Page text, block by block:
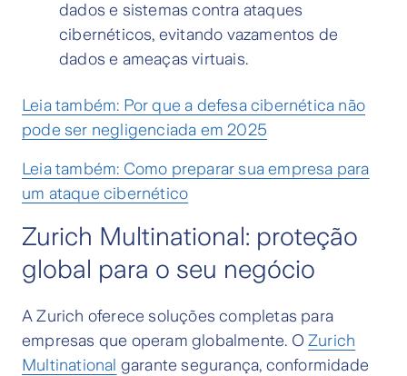
dados e sistemas contra ataques
cibernéticos, evitando vazamentos de
dados e ameaças virtuais.
Leia também: Por que a defesa cibernética não
pode ser negligenciada em 2025
Leia também: Como preparar sua empresa para
um ataque cibernético
Zurich Multinational: proteção
global para o seu negócio
A Zurich oferece soluções completas para
empresas que operam globalmente. OZurich
Multinational garante segurança, conformidade